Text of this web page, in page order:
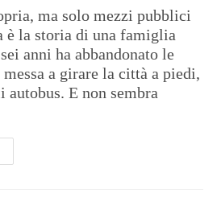
ma solo mezzi pubblici
è la storia di una famiglia
anni ha abbandonato le
a girare la città a piedi,
autobus. E non sembra